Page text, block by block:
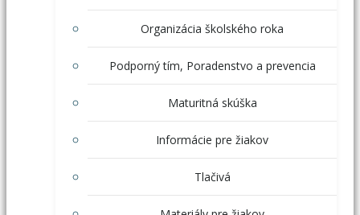
Organizácia školského roka
Podporný tím, Poradenstvo a prevencia
Maturitná skúška
Informácie pre žiakov
Tlačivá